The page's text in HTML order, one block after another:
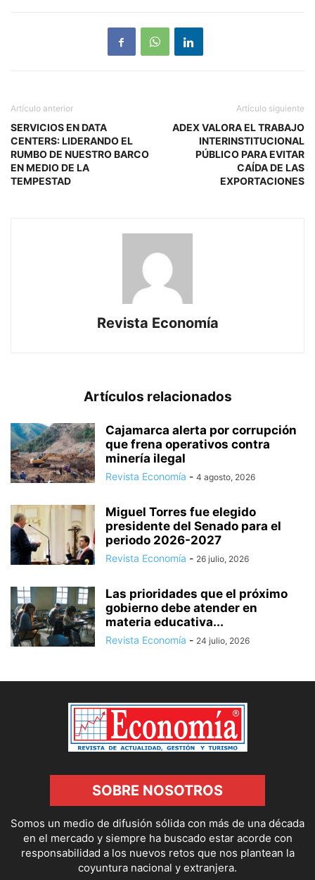
Artículo anterior
SERVICIOS EN DATA
CENTERS: LIDERANDO EL
RUMBO DE NUESTRO BARCO
EN MEDIO DE LA
TEMPESTAD
Artículo siguiente
ADEX VALORA EL TRABAJO
INTERINSTITUCIONAL
PÚBLICO PARA EVITAR
CAÍDA DE LAS
EXPORTACIONES
Revista Economía
Artículos relacionados
Cajamarca alerta por corrupción
que frena operativos contra
minería ilegal
Revista Economía - 4 agosto, 2026
Miguel Torres fue elegido
presidente del Senado para el
periodo 2026-2027
Revista Economía - 26 julio, 2026
Las prioridades que el próximo
gobierno debe atender en
materia educativa...
Revista Economía - 24 julio, 2026
SOBRE NOSOTROS
Somos un medio de difusión sólida con más de una década
en el mercado y siempre ha buscado estar acorde con
responsabilidad a los nuevos retos que nos plantean la
coyuntura nacional y extranjera.